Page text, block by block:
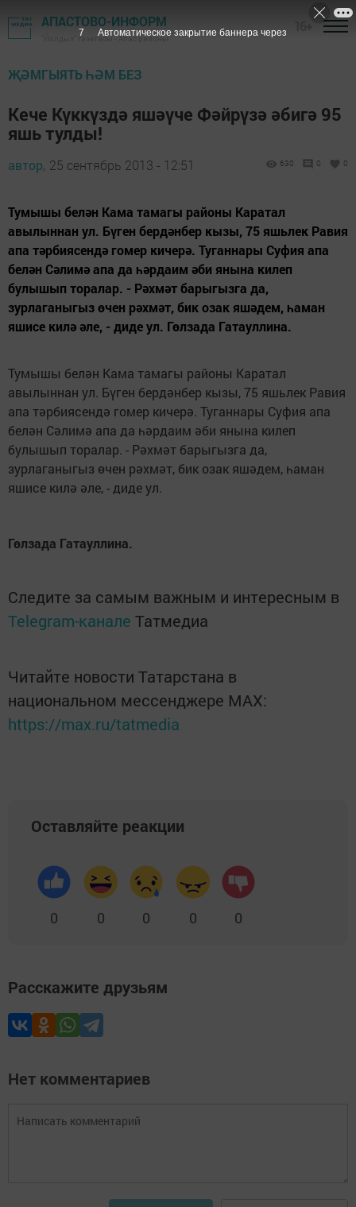
АПАСТОВО-ИНФОРМ
"Йолдыз" газетасы - Апас районы
ҖӘМГЫЯТЬ ҺӘМ БЕЗ
Кече Күккүздә яшәүче Фәйрүзә әбигә 95
яшь тулды!
автор, 25 сентябрь 2013 - 12:51 630 0 0
Тумышы белән Кама тамагы районы Каратал
авылыннан ул. Бүген бердәнбер кызы, 75 яшьлек Равия
апа тәрбиясендә гомер кичерә. Туганнары Суфия апа
белән Сәлимә апа да һәрдаим әби янына килеп
булышып торалар. - Рәхмәт барыгызга да,
зурлаганыгыз өчен рәхмәт, бик озак яшәдем, һаман
яшисе килә әле, - диде ул. Гөлзада Гатауллина.
Тумышы белән Кама тамагы районы Каратал
авылыннан ул. Бүген бердәнбер кызы, 75 яшьлек Равия
апа тәрбиясендә гомер кичерә. Туганнары Суфия апа
белән Сәлимә апа да һәрдаим әби янына килеп
булышып торалар. - Рәхмәт барыгызга да,
зурлаганыгыз өчен рәхмәт, бик озак яшәдем, һаман
яшисе килә әле, - диде ул.
Гөлзада Гатауллина.
Следите за самым важным и интересным в
Telegram-канале Татмедиа
Читайте новости Татарстана в
национальном мессенджере MАХ:
https://max.ru/tatmedia
Оставляйте реакции
0 0 0 0 0
Расскажите друзьям
Нет комментариев
6 Автоматическое закрытие баннера через